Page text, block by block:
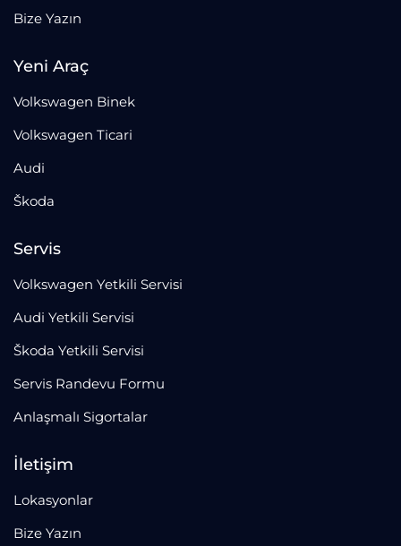
Bize Yazın
Yeni Araç
Volkswagen Binek
Volkswagen Ticari
Audi
Škoda
Servis
Volkswagen Yetkili Servisi
Audi Yetkili Servisi
Škoda Yetkili Servisi
Servis Randevu Formu
Anlaşmalı Sigortalar
İletişim
Lokasyonlar
Bize Yazın